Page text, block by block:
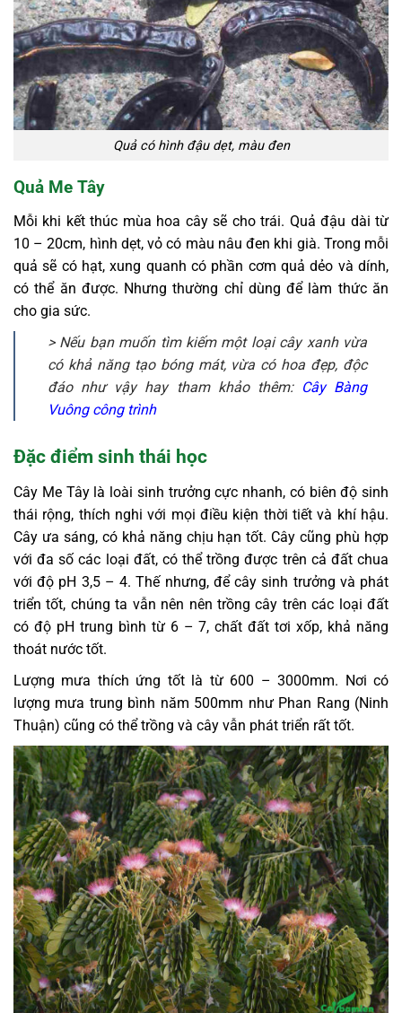
Quả có hình đậu dẹt, màu đen
Quả Me Tây
Mỗi khi kết thúc mùa hoa cây sẽ cho trái. Quả đậu dài từ
10 – 20cm, hình dẹt, vỏ có màu nâu đen khi già. Trong mỗi
quả sẽ có hạt, xung quanh có phần cơm quả dẻo và dính,
có thể ăn được. Nhưng thường chỉ dùng để làm thức ăn
cho gia sức.
> Nếu bạn muốn tìm kiếm một loại cây xanh vừa
có khả năng tạo bóng mát, vừa có hoa đẹp, độc
đáo như vậy hay tham khảo thêm: Cây Bàng
Vuông công trình
Đặc điểm sinh thái học
Cây Me Tây là loài sinh trưởng cực nhanh, có biên độ sinh
thái rộng, thích nghi với mọi điều kiện thời tiết và khí hậu.
Cây ưa sáng, có khả năng chịu hạn tốt. Cây cũng phù hợp
với đa số các loại đất, có thể trồng được trên cả đất chua
với độ pH 3,5 – 4. Thế nhưng, để cây sinh trưởng và phát
triển tốt, chúng ta vẫn nên nên trồng cây trên các loại đất
có độ pH trung bình từ 6 – 7, chất đất tơi xốp, khả năng
thoát nước tốt.
Lượng mưa thích ứng tốt là từ 600 – 3000mm. Nơi có
lượng mưa trung bình năm 500mm như Phan Rang (Ninh
Thuận) cũng có thể trồng và cây vẫn phát triển rất tốt.